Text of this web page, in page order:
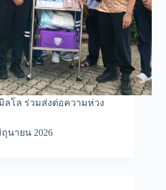
ลโล ร่วมส่งต่อความห่วง
ถุนายน 2026